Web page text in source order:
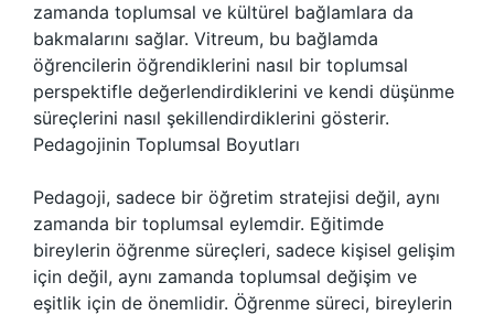
zamanda toplumsal ve kültürel bağlamlara da
bakmalarını sağlar. Vitreum, bu bağlamda
öğrencilerin öğrendiklerini nasıl bir toplumsal
perspektifle değerlendirdiklerini ve kendi düşünme
süreçlerini nasıl şekillendirdiklerini gösterir.
Pedagojinin Toplumsal Boyutları
Pedagoji, sadece bir öğretim stratejisi değil, aynı
zamanda bir toplumsal eylemdir. Eğitimde
bireylerin öğrenme süreçleri, sadece kişisel gelişim
için değil, aynı zamanda toplumsal değişim ve
eşitlik için de önemlidir. Öğrenme süreci, bireylerin